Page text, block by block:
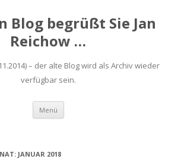
Blog begrüßt Sie Jan
Reichow …
– der alte Blog wird als Archiv wieder
verfügbar sein.
Menü Zum
springen
JANUAR 2018